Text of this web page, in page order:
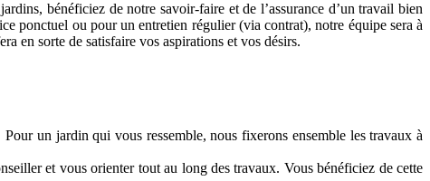
bénéficiez de notre savoir-faire et de l’assurance d’un travail bien
ponctuel ou pour un entretien régulier (via contrat), notre équipe sera à
en sorte de satisfaire vos aspirations et vos désirs.
un jardin qui vous ressemble, nous fixerons ensemble les travaux à
et vous orienter tout au long des travaux. Vous bénéficiez de cette